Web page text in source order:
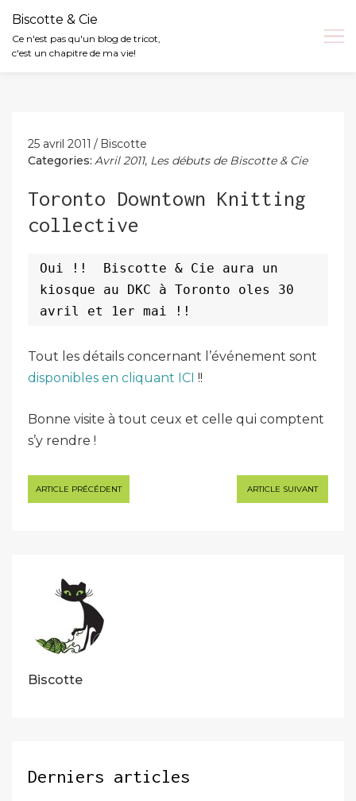
Biscotte & Cie
Ce n'est pas qu'un blog de tricot,
c'est un chapitre de ma vie!
25 avril 2011
Biscotte
Categories: Avril 2011, Les débuts de Biscotte & Cie
Toronto Downtown Knitting
collective
Oui !! Biscotte & Cie aura un
kiosque au DKC à Toronto oles 30
avril et 1er mai !!
Tout les détails concernant l’événement sont
disponibles en cliquant ICI !!
Bonne visite à tout ceux et celle qui comptent
s’y rendre !
Navigation
de
ARTICLE PRÉCÉDENT ARTICLE SUIVANT
Biscotte
Derniers articles